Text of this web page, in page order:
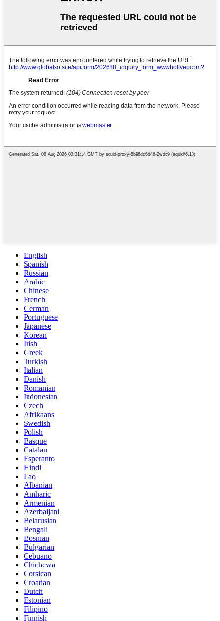
English
Spanish
Russian
Arabic
Chinese
French
German
Portuguese
Japanese
Korean
Irish
Greek
Turkish
Italian
Danish
Romanian
Indonesian
Czech
Afrikaans
Swedish
Polish
Basque
Catalan
Esperanto
Hindi
Lao
Albanian
Amharic
Armenian
Azerbaijani
Belarusian
Bengali
Bosnian
Bulgarian
Cebuano
Chichewa
Corsican
Croatian
Dutch
Estonian
Filipino
Finnish